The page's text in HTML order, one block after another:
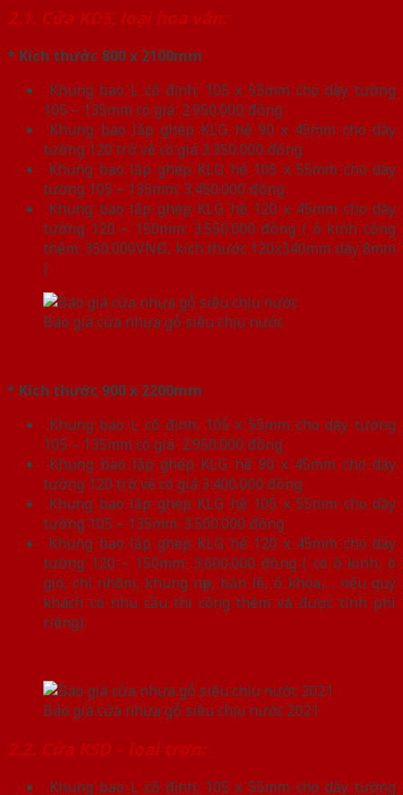
2.1. Cửa KDS, loại hoa văn:
* Kích thước 800 x 2100mm
Khung bao L cố định: 105 x 55mm cho dày tường
105 – 135mm có giá 2.950.000 đồng
Khung bao lắp ghép KLG hệ 90 x 45mm cho dày
tường 120 trở về có giá 3.350.000 đồng
Khung bao lắp ghép KLG hệ 105 x 55mm cho dày
tường 105 – 135mm: 3.450.000 đồng
Khung bao lắp ghép KLG hệ 120 x 45mm cho dày
tường 120 – 150mm: 3.550.000 đồng ( ô kính cộng
thêm: 350.000VNĐ, kích thước 120x340mm dày 8mm
)
Báo giá cửa nhựa gỗ siêu chịu nước
* Kích thước 900 x 2200mm
Khung bao L cố định: 105 x 55mm cho dày tường
105 – 135mm có giá 2.950.000 đồng
Khung bao lắp ghép KLG hệ 90 x 45mm cho dày
tường 120 trở về có giá 3.400.000 đồng
Khung bao lắp ghép KLG hệ 105 x 55mm cho dày
tường 105 – 135mm: 3.500.000 đồng
Khung bao lắp ghép KLG hệ 120 x 45mm cho dày
tường 120 – 150mm: 3.600.000 đồng ( có ô kính, ô
gió, chỉ nhôm, khung nẹp, bản lề, ổ khóa,… nếu quý
khách có nhu cầu thi công thêm và được tính phí
riêng).
Báo giá cửa nhựa gỗ siêu chịu nước 2021
2.2. Cửa KSD – loại trơn:
Khung bao L cố định: 105 x 55mm cho dày tường